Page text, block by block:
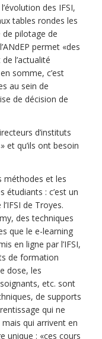
des IFSI,
tables rondes les
pilotage de
permet «des
l’actualité
somme, c’est
au sein de
de décision de
d’instituts
et qu’ils ont besoin
méthodes et les
: c’est un
de Troyes.
des techniques
que le e-learning
en ligne par l’IFSI,
de formation
dose, les
etc. sont
de supports
qui ne
qui arrivent en
unique : «ces cours